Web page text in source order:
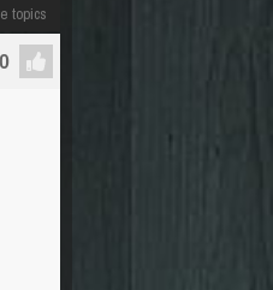
topics